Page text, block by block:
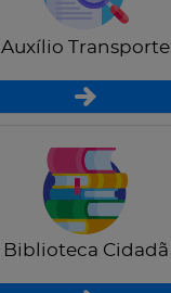
Auxílio Transporte
Biblioteca Cidadã